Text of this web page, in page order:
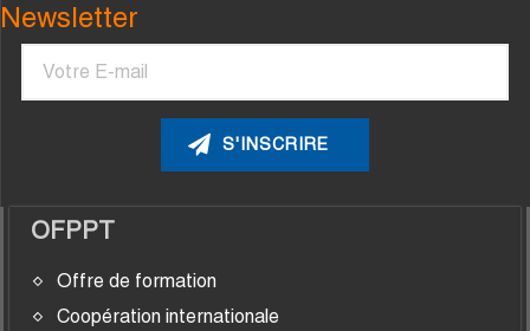
Newsletter
Courriel
OFPPT
Offre de formation
Coopération internationale